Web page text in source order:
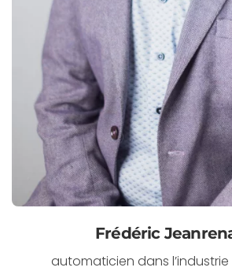
Frédéric
automaticien dans